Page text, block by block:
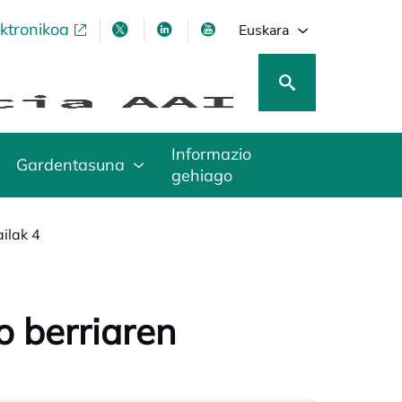
opens in a new tabopens in a new tab
opens in a new tab
opens in a new tab
Euskara
Gardentasuna
Informazio
gehiago
4
berriaren